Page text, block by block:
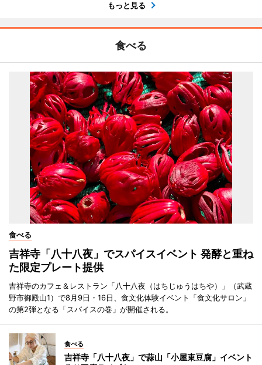
もっと見る
食べる
食べる
吉祥寺「八十八夜」でスパイスイベント 発酵と重ね
た限定プレート提供
吉祥寺のカフェ＆レストラン「八十八夜（はちじゅうはちや）」（武蔵
野市御殿山1）で8月9日・16日、食文化体験イベント「食文化サロン」
の第2弾となる「スパイスの巻」が開催される。
食べる
吉祥寺「八十八夜」で蒜山「小屋束豆腐」イベント